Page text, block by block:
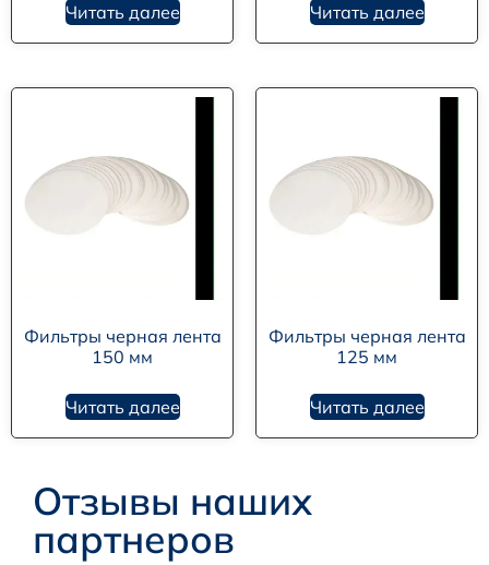
Читать далее Читать далее
Фильтры черная лента
150 мм
Читать далее
Фильтры черная лента
125 мм
Читать далее
Отзывы наших
партнеров